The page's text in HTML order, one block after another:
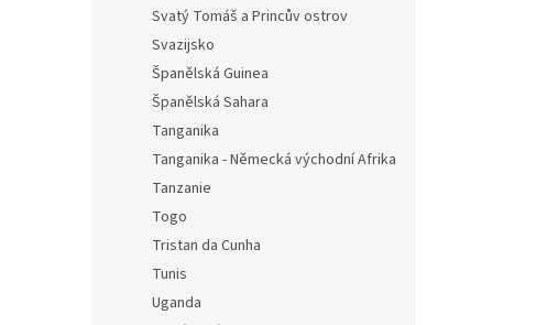
Svatý Tomáš a Princův ostrov
Svazijsko
Španělská Guinea
Španělská Sahara
Tanganika
Tanganika - Německá východní Afrika
Tanzanie
Togo
Tristan da Cunha
Tunis
Uganda